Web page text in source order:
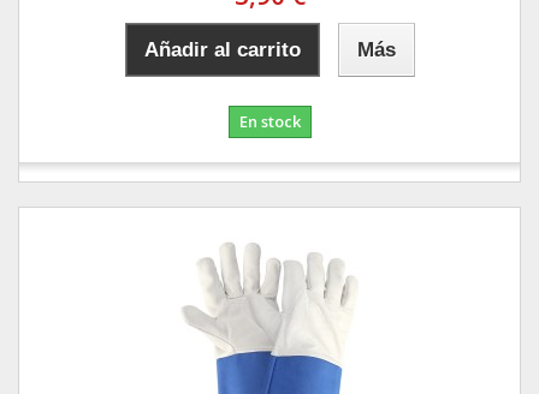
Añadir al carrito Más
En stock